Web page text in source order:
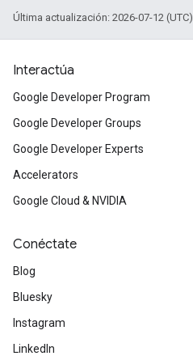
Última actualización: 2026-07-12 (UTC)
Interactúa
Google Developer Program
Google Developer Groups
Google Developer Experts
Accelerators
Google Cloud & NVIDIA
Conéctate
Blog
Bluesky
Instagram
LinkedIn